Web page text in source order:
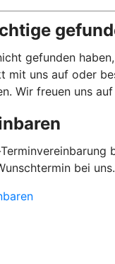
gefunden
mit uns auf oder
Wir freuen uns auf
bei uns.